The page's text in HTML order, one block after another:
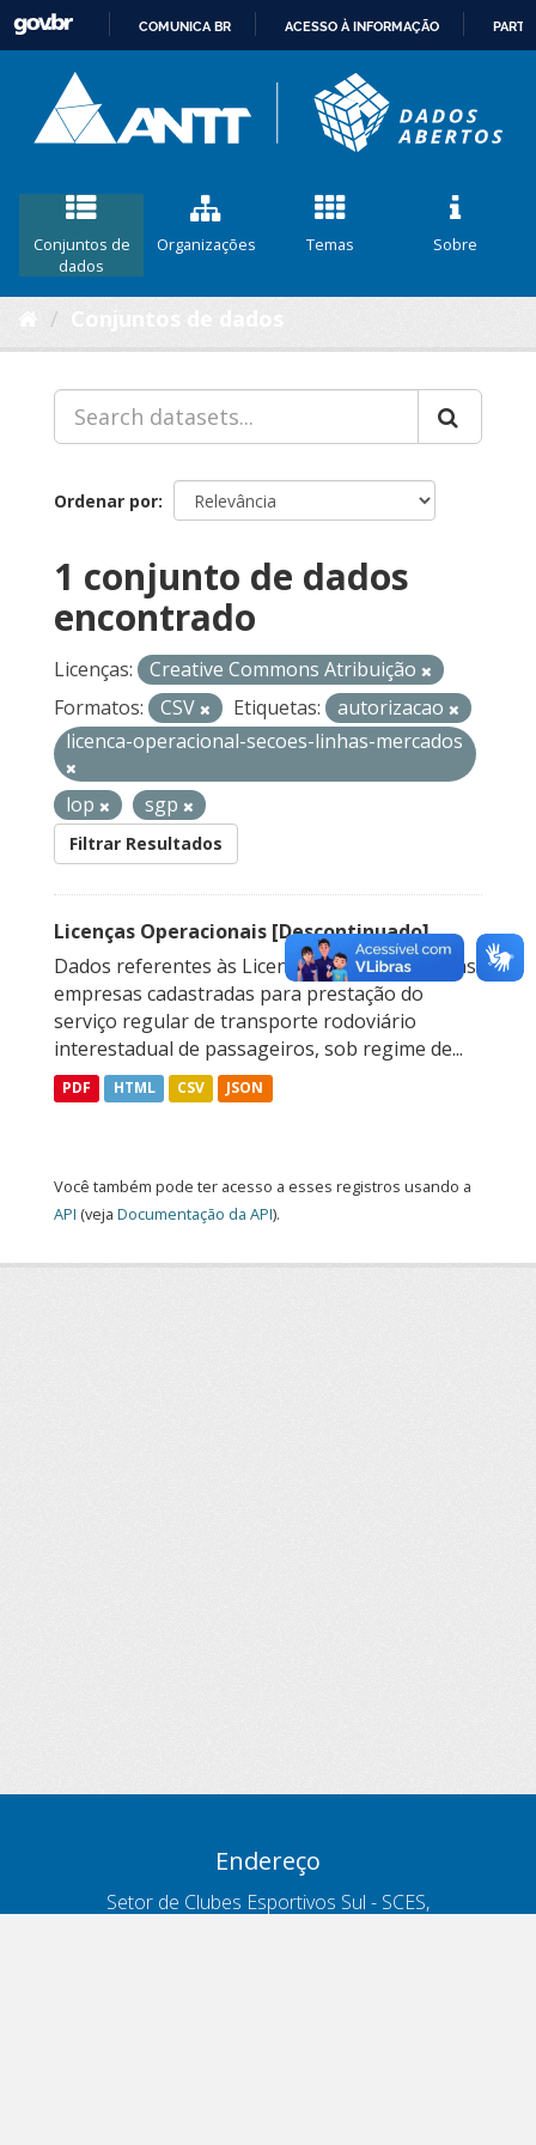
CONTEÚDO
COMUNICA BR ACESSO À INFORMAÇÃO
Conjuntos de
dados
Organizações Temas Sobre
Ordenar por
1 conjunto de dados
encontrado
Licenças:
Creative Commons Atribuição
Formatos:
CSV Etiquetas:
autorizacao
licenca-operacional-secoes-linhas-mercados
lop sgp
Filtrar Resultados
Licenças Operacionais [Descontinuado]
Dados referentes às Licenças Operacionais das
empresas cadastradas para prestação do
serviço regular de transporte rodoviário
interestadual de passageiros, sob regime de...
PDF HTML CSV JSON
Você também pode ter acesso a esses registros usando a
API (veja Documentação da API).
Endereço
Setor de Clubes Esportivos Sul - SCES,